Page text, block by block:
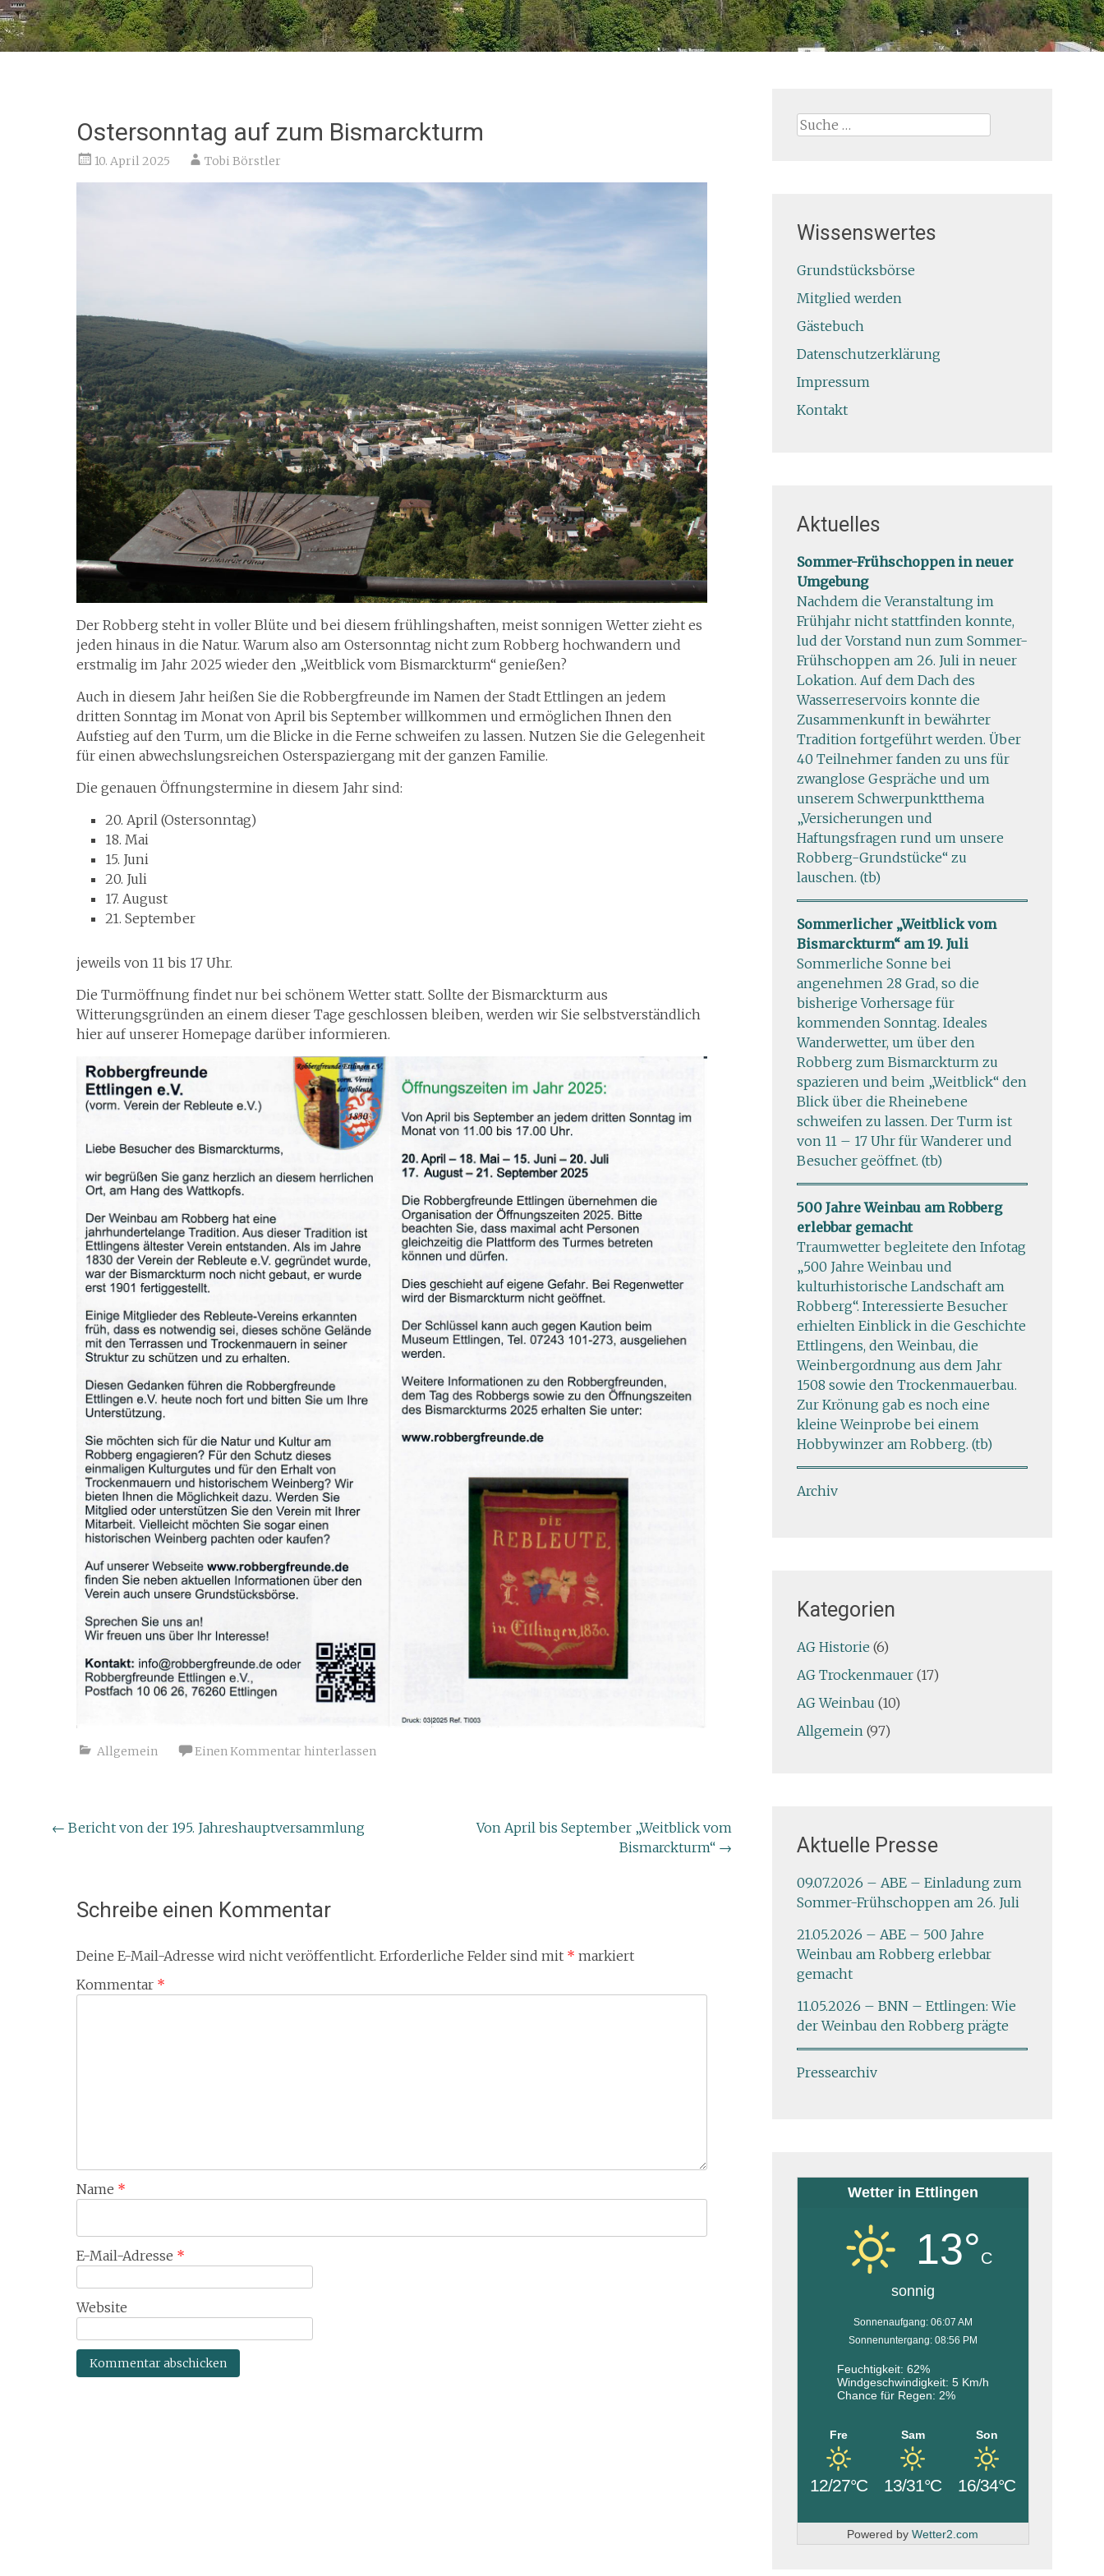
Ostersonntag auf zum Bismarckturm
10. April 2025 Tobi Börstler
Der Robberg steht in voller Blüte und bei diesem frühlingshaften, meist sonnigen Wetter zieht es
jeden hinaus in die Natur. Warum also am Ostersonntag nicht zum Robberg hochwandern und
erstmalig im Jahr 2025 wieder den „Weitblick vom Bismarckturm“ genießen?
Auch in diesem Jahr heißen Sie die Robbergfreunde im Namen der Stadt Ettlingen an jedem
dritten Sonntag im Monat von April bis September willkommen und ermöglichen Ihnen den
Aufstieg auf den Turm, um die Blicke in die Ferne schweifen zu lassen. Nutzen Sie die Gelegenheit
für einen abwechslungsreichen Osterspaziergang mit der ganzen Familie.
Die genauen Öffnungstermine in diesem Jahr sind:
20. April (Ostersonntag)
18. Mai
15. Juni
20. Juli
17. August
21. September
jeweils von 11 bis 17 Uhr.
Die Turmöffnung findet nur bei schönem Wetter statt. Sollte der Bismarckturm aus
Witterungsgründen an einem dieser Tage geschlossen bleiben, werden wir Sie selbstverständlich
hier auf unserer Homepage darüber informieren.
Allgemein Einen Kommentar hinterlassen
Beitragsnavigation
← Bericht von der 195. Jahreshauptversammlung
Von April bis September „Weitblick vom
Bismarckturm“ →
Schreibe einen Kommentar
Deine E-Mail-Adresse wird nicht veröffentlicht. Erforderliche Felder sind mit * markiert
Kommentar *
Name *
E-Mail-Adresse *
Website
Suche
Wissenswertes
Grundstücksbörse
Mitglied werden
Gästebuch
Datenschutzerklärung
Impressum
Kontakt
Aktuelles
Sommer-Frühschoppen in neuer
Umgebung
Nachdem die Veranstaltung im
Frühjahr nicht stattfinden konnte,
lud der Vorstand nun zum Sommer-
Frühschoppen am 26. Juli in neuer
Lokation. Auf dem Dach des
Wasserreservoirs konnte die
Zusammenkunft in bewährter
Tradition fortgeführt werden. Über
40 Teilnehmer fanden zu uns für
zwanglose Gespräche und um
unserem Schwerpunktthema
„Versicherungen und
Haftungsfragen rund um unsere
Robberg-Grundstücke“ zu
lauschen. (tb)
Sommerlicher „Weitblick vom
Bismarckturm“ am 19. Juli
Sommerliche Sonne bei
angenehmen 28 Grad, so die
bisherige Vorhersage für
kommenden Sonntag. Ideales
Wanderwetter, um über den
Robberg zum Bismarckturm zu
spazieren und beim „Weitblick“ den
Blick über die Rheinebene
schweifen zu lassen. Der Turm ist
von 11 – 17 Uhr für Wanderer und
Besucher geöffnet. (tb)
500 Jahre Weinbau am Robberg
erlebbar gemacht
Traumwetter begleitete den Infotag
„500 Jahre Weinbau und
kulturhistorische Landschaft am
Robberg“. Interessierte Besucher
erhielten Einblick in die Geschichte
Ettlingens, den Weinbau, die
Weinbergordnung aus dem Jahr
1508 sowie den Trockenmauerbau.
Zur Krönung gab es noch eine
kleine Weinprobe bei einem
Hobbywinzer am Robberg. (tb)
Archiv
Kategorien
AG Historie (6)
AG Trockenmauer(17)
AG Weinbau (10)
Allgemein(97)
Aktuelle Presse
09.07.2026 – ABE – Einladung zum
Sommer-Frühschoppen am 26. Juli
21.05.2026 – ABE – 500 Jahre
Weinbau am Robberg erlebbar
gemacht
11.05.2026 – BNN – Ettlingen: Wie
der Weinbau den Robberg prägte
Pressearchiv
Wetter in Ettlingen
13°C
sonnig
Sonnenaufgang: 06:07 AM
Sonnenuntergang: 08:56 PM
Feuchtigkeit: 62%
Windgeschwindigkeit: 5 Km/h
Chance für Regen: 2%
Fre
12/27°C
Sam
13/31°C
Son
16/34°C
Powered byWetter2.com